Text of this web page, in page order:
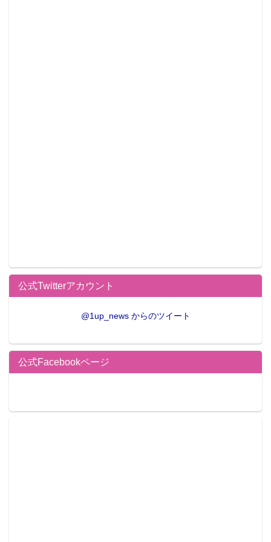
公式Twitterアカウント
@1up_news からのツイート
公式Facebookページ